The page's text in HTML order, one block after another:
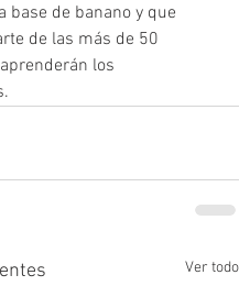
base de banano y que
de las más de 50
los
Ver todo